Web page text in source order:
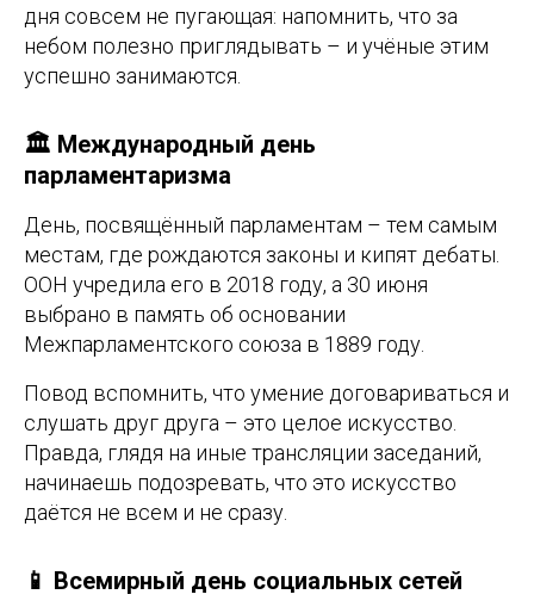
дня совсем не пугающая: напомнить, что за
небом полезно приглядывать – и учёные этим
успешно занимаются.
🏛️ Международный день
парламентаризма
День, посвящённый парламентам – тем самым
местам, где рождаются законы и кипят дебаты.
ООН учредила его в 2018 году, а 30 июня
выбрано в память об основании
Межпарламентского союза в 1889 году.
Повод вспомнить, что умение договариваться и
слушать друг друга – это целое искусство.
Правда, глядя на иные трансляции заседаний,
начинаешь подозревать, что это искусство
даётся не всем и не сразу.
📱 Всемирный день социальных сетей